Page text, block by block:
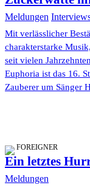
Meldungen
Mit verlässlicher
charakterstarke
seit vielen
Euphoria ist das 16.
Zauberer um Sänger
FOREIGNER
Ein letztes
Meldungen